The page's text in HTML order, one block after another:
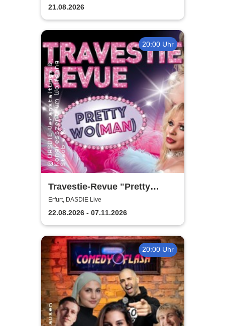
europ. Klassik und korean.
Liedgut im Dialog
21.08.2026
20:00 Uhr
Travestie-Revue "Pretty
Wo(man)" - Comedy, Parodie
und freche Conférencen
Erfurt, DASDIE Live
22.08.2026 - 07.11.2026
20:00 Uhr